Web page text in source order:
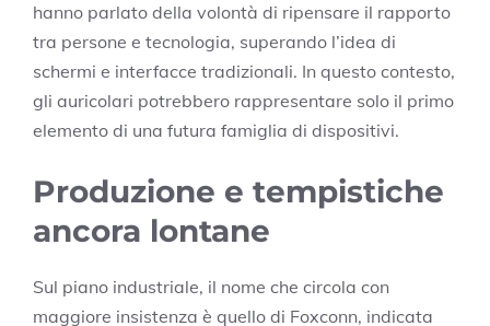
hanno parlato della volontà di ripensare il rapporto
tra persone e tecnologia, superando l’idea di
schermi e interfacce tradizionali. In questo contesto,
gli auricolari potrebbero rappresentare solo il primo
elemento di una futura famiglia di dispositivi.
Produzione e tempistiche
ancora lontane
Sul piano industriale, il nome che circola con
maggiore insistenza è quello di Foxconn, indicata